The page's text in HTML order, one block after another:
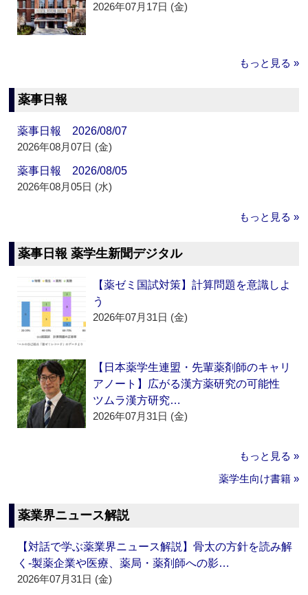
2026年07月17日 (金)
もっと見る »
薬事日報
薬事日報 2026/08/07
2026年08月07日 (金)
薬事日報 2026/08/05
2026年08月05日 (水)
もっと見る »
薬事日報 薬学生新聞デジタル
【薬ゼミ国試対策】計算問題を意識しよ
う
2026年07月31日 (金)
【日本薬学生連盟・先輩薬剤師のキャリ
アノート】広がる漢方薬研究の可能性
ツムラ漢方研究…
2026年07月31日 (金)
もっと見る »
薬学生向け書籍 »
薬業界ニュース解説
【対話で学ぶ薬業界ニュース解説】骨太の方針を読み解
く‐製薬企業や医療、薬局・薬剤師への影…
2026年07月31日 (金)